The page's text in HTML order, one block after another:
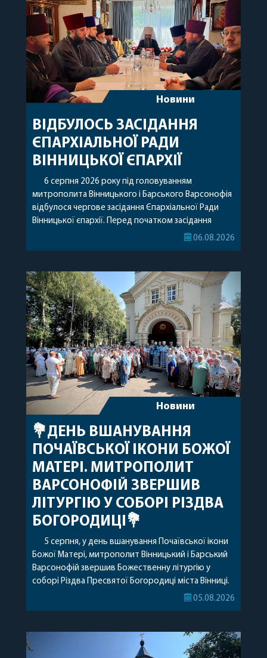
Новини
ВІДБУЛОСЬ ЗАСІДАННЯ
ЄПАРХІАЛЬНОЇ РАДИ
ВІННИЦЬКОЇ ЄПАРХІЇ
6 серпня 2026 року під головуванням
митрополита Вінницького і Барського Варсонофія
відбулося чергове засідання Єпархіальної Ради
Вінницької єпархії. Перед початком засідання
секретар Єпархіальної Ради від імені членів Ради
побажавши йому міцного здоров’я, Божої
допомоги, миру, духовної радості та
благословенних успіхів у подальшому
архіпастирському служінні. […]
06.08.2026
Новини
💐ДЕНЬ ВШАНУВАННЯ
ПОЧАЇВСЬКОЇ ІКОНИ БОЖОЇ
МАТЕРІ. МИТРОПОЛИТ
ВАРСОНОФІЙ ЗВЕРШИВ
ЛІТУРГІЮ У СОБОРІ РІЗДВА
БОГОРОДИЦІ💐
5 серпня, у день вшанування Почаївської ікони
Божої Матері, митрополит Вінницький і Барський
Варсонофій звершив Божественну літургію у
соборі Різдва Пресвятої Богородиці міста Вінниці.
Його Високопреосвященству співслужили
священному сані. Під час богослужіння підносилися
особливі молитви за мир в Україні, за воїнів, які
05.08.2026